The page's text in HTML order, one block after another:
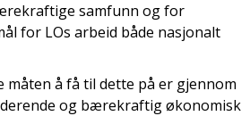
samfunn og for
for LOs arbeid både nasjonalt
måten å få til dette på er gjennom
og bærekraftig økonomisk